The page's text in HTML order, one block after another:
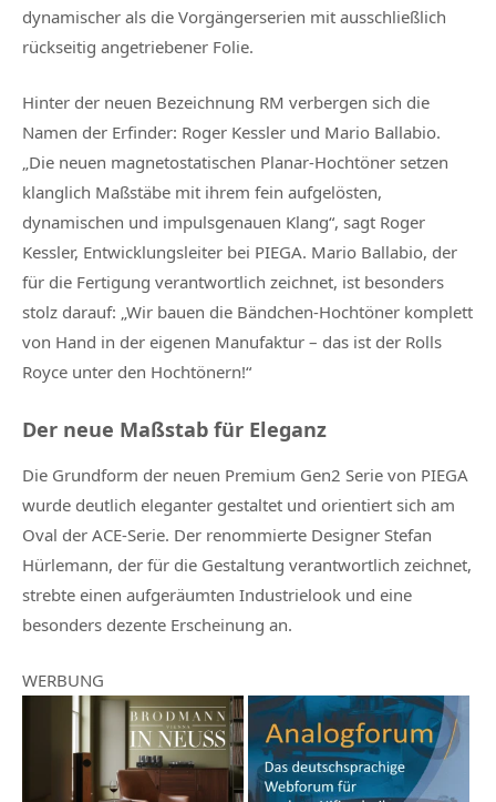
dynamischer als die Vorgängerserien mit ausschließlich
rückseitig angetriebener Folie.
Hinter der neuen Bezeichnung RM verbergen sich die
Namen der Erfinder: Roger Kessler und Mario Ballabio.
„Die neuen magnetostatischen Planar-Hochtöner setzen
klanglich Maßstäbe mit ihrem fein aufgelösten,
dynamischen und impulsgenauen Klang“, sagt Roger
Kessler, Entwicklungsleiter bei PIEGA. Mario Ballabio, der
für die Fertigung verantwortlich zeichnet, ist besonders
stolz darauf: „Wir bauen die Bändchen-Hochtöner komplett
von Hand in der eigenen Manufaktur – das ist der Rolls
Royce unter den Hochtönern!“
Der neue Maßstab für Eleganz
Die Grundform der neuen Premium Gen2 Serie von PIEGA
wurde deutlich eleganter gestaltet und orientiert sich am
Oval der ACE-Serie. Der renommierte Designer Stefan
Hürlemann, der für die Gestaltung verantwortlich zeichnet,
strebte einen aufgeräumten Industrielook und eine
besonders dezente Erscheinung an.
WERBUNG